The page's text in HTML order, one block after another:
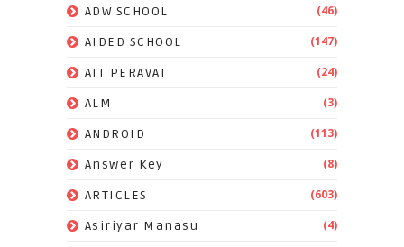
ADW SCHOOL (46)
AIDED SCHOOL (147)
AIT PERAVAI (24)
ALM (3)
ANDROID (113)
Answer Key (8)
ARTICLES (603)
Asiriyar Manasu (4)